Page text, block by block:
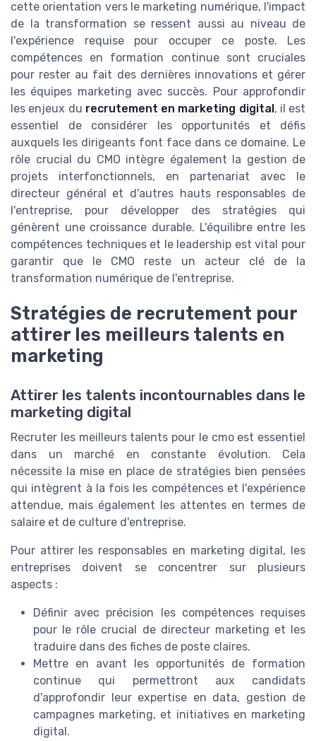
cette orientation vers le marketing numérique, l'impact
de la transformation se ressent aussi au niveau de
l'expérience requise pour occuper ce poste. Les
compétences en formation continue sont cruciales
pour rester au fait des dernières innovations et gérer
les équipes marketing avec succès. Pour approfondir
les enjeux du recrutement en marketing digital, il est
essentiel de considérer les opportunités et défis
auxquels les dirigeants font face dans ce domaine. Le
rôle crucial du CMO intègre également la gestion de
projets interfonctionnels, en partenariat avec le
directeur général et d'autres hauts responsables de
l'entreprise, pour développer des stratégies qui
génèrent une croissance durable. L'équilibre entre les
compétences techniques et le leadership est vital pour
garantir que le CMO reste un acteur clé de la
transformation numérique de l'entreprise.
Stratégies de recrutement pour
attirer les meilleurs talents en
marketing
Attirer les talents incontournables dans le
marketing digital
Recruter les meilleurs talents pour le cmoest essentiel
dans un marché en constante évolution. Cela
nécessite la mise en place de stratégies bien pensées
qui intègrent à la fois les compétences et l'expérience
attendue, mais également les attentes en termes de
salaire et de culture d'entreprise.
Pour attirer les responsables en marketing digital, les
entreprises doivent se concentrer sur plusieurs
aspects :
Définir avec précision les compétencesrequises
pour le rôle crucial de directeur marketing et les
traduire dans des fiches de poste claires.
Mettre en avant les opportunités de formation
continue qui permettront aux candidats
d'approfondir leur expertise en data, gestion de
campagnes marketing, et initiatives en marketing
digital.